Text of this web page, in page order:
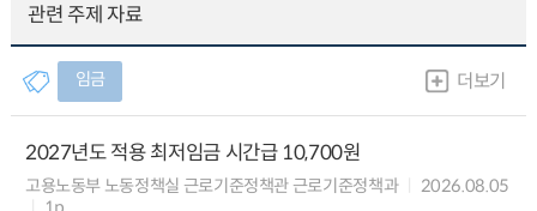
관련 주제 자료
임금 더보기
2027년도 적용 최저임금 시간급 10,700원
고용노동부 노동정책실 근로기준정책관 근로기준정책과
2026.08.05